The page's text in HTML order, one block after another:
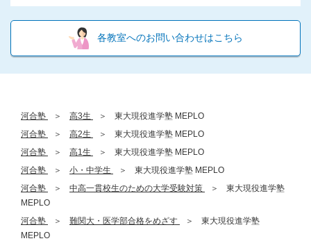
各教室へのお問い合わせはこちら
河合塾 高3生
東大現役進学塾 MEPLO
河合塾
高2生
東大現役進学塾 MEPLO
河合塾
高1生
東大現役進学塾 MEPLO
河合塾
小・中学生
東大現役進学塾 MEPLO
河合塾
中高一貫校生のための大学受験対策
東大現役進学塾
MEPLO
河合塾
難関大・医学部合格をめざす
東大現役進学塾
MEPLO